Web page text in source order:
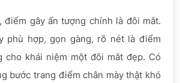
điểm gây ấn tượng chính là đôi mắt.
phù hợp, gọn gàng, rõ nét là điểm
cho khái niệm một đôi mắt đẹp. Có
bước trang điểm chân mày thật khó